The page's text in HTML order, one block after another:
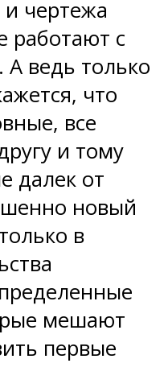
и чертежа
работают с
А ведь только
что
все
и тому
далек от
новый
в
мешают
первые